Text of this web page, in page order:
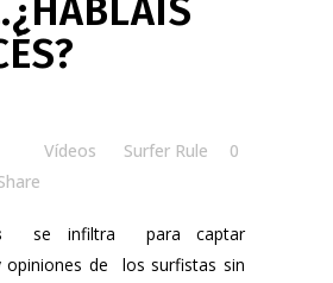
Vídeos Surfer Rule
0
se infiltra para captar
opiniones de los surfistas sin